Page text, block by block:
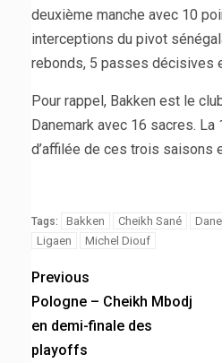
deuxième manche avec 10
interceptions du pivot
rebonds, 5 passes décisives
Pour rappel, Bakken est le
Danemark avec 16 sacres.
d’affilée de ces trois saisons
Tags: Bakken Cheikh Sané
Ligaen
Michel Diouf
Previous
Pologne – Cheikh Mbodj
en demi-finale des
playoffs